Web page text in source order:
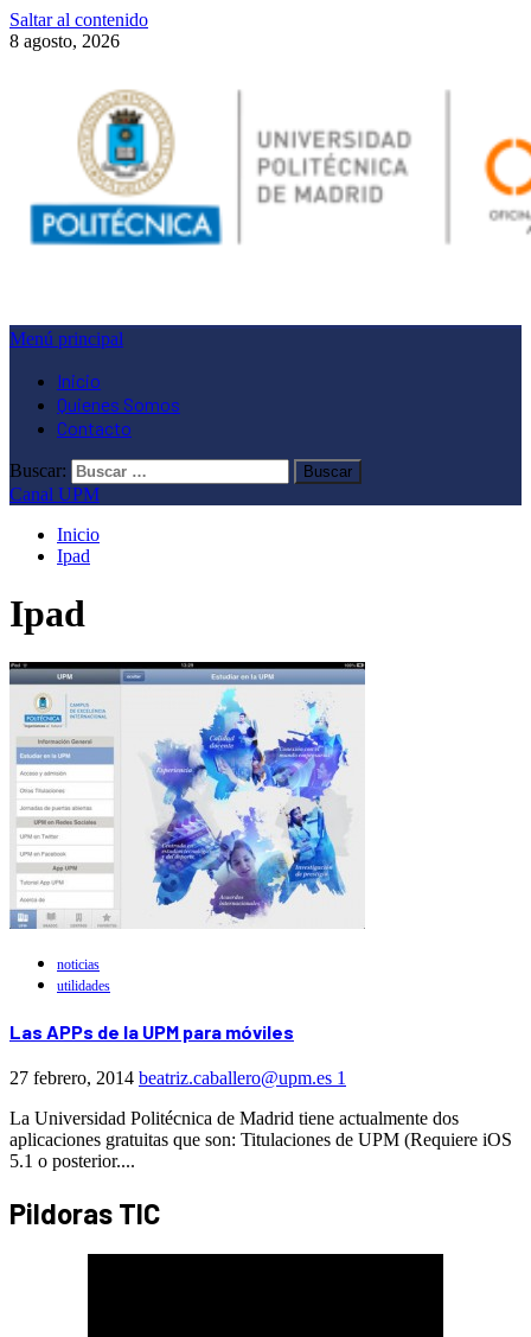
Saltar al contenido
8 agosto, 2026
Menú principal
Inicio
Quienes Somos
Contacto
Buscar:
Canal UPM
Inicio
Ipad
Ipad
noticias
utilidades
Las APPs de la UPM para móviles
27 febrero, 2014 beatriz.caballero@upm.es 1
La Universidad Politécnica de Madrid tiene actualmente dos
aplicaciones gratuitas que son: Titulaciones de UPM (Requiere iOS
5.1 o posterior....
Pildoras TIC